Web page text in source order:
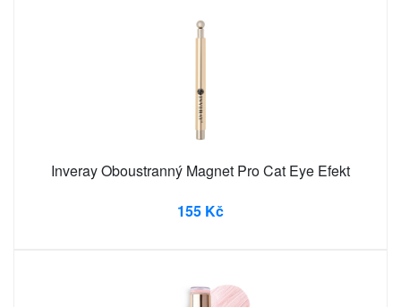
Inveray Oboustranný Magnet Pro Cat Eye Efekt
155 Kč